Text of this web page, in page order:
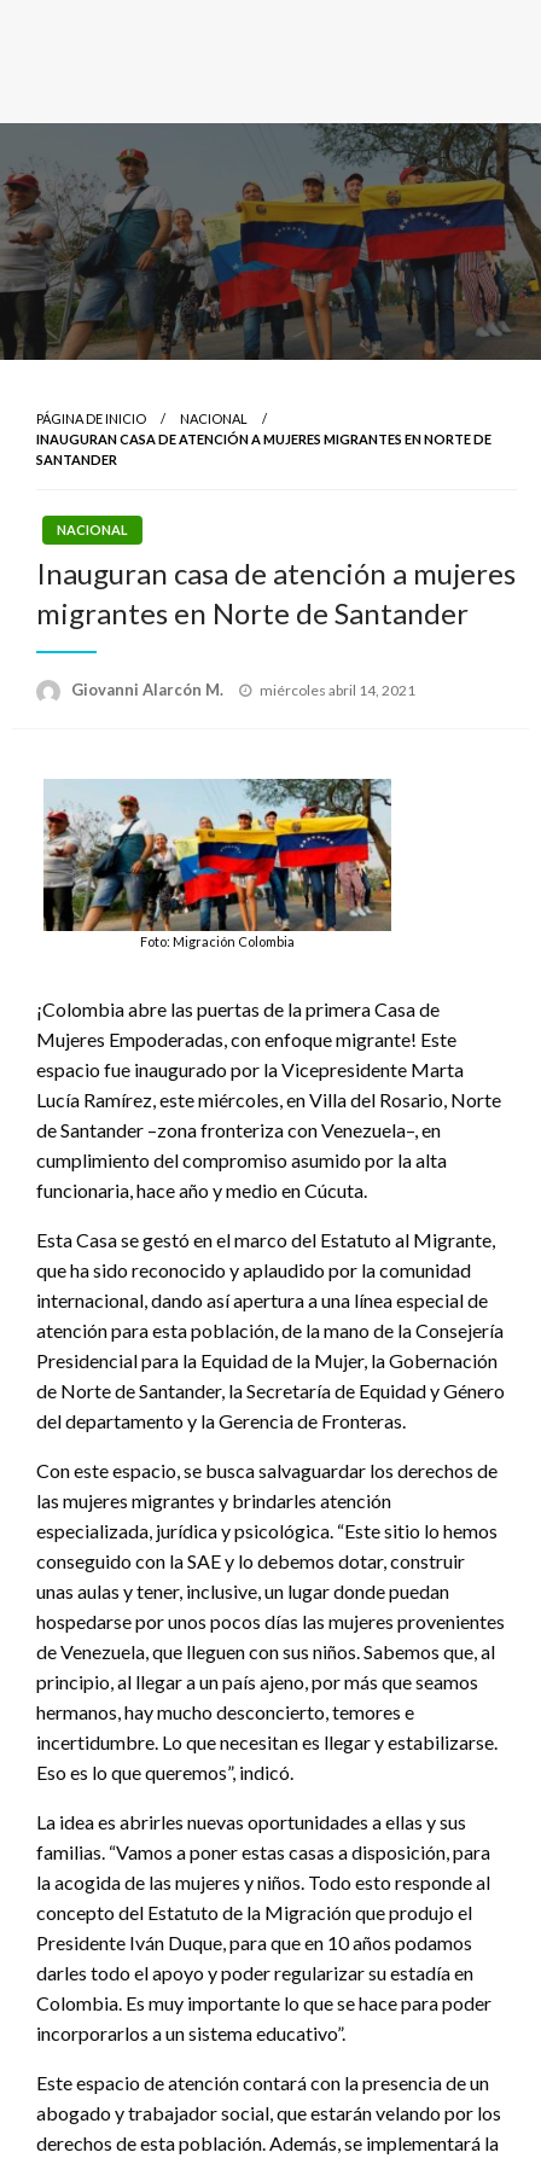
PÁGINA DE INICIO
NACIONAL
INAUGURAN CASA DE ATENCIÓN A MUJERES MIGRANTES EN NORTE DE
SANTANDER
NACIONAL
Inauguran casa de atención a mujeres
migrantes en Norte de Santander
Giovanni Alarcón M.
Publicado
miércoles abril 14, 2021
Foto: Migración Colombia
¡Colombia abre las puertas de la primera Casa de
Mujeres Empoderadas, con enfoque migrante! Este
espacio fue inaugurado por la Vicepresidente Marta
Lucía Ramírez, este miércoles, en Villa del Rosario, Norte
de Santander –zona fronteriza con Venezuela–, en
cumplimiento del compromiso asumido por la alta
funcionaria, hace año y medio en Cúcuta.
Esta Casa se gestó en el marco del Estatuto al Migrante,
que ha sido reconocido y aplaudido por la comunidad
internacional, dando así apertura a una línea especial de
atención para esta población, de la mano de la Consejería
Presidencial para la Equidad de la Mujer, la Gobernación
de Norte de Santander, la Secretaría de Equidad y Género
del departamento y la Gerencia de Fronteras.
Con este espacio, se busca salvaguardar los derechos de
las mujeres migrantes y brindarles atención
especializada, jurídica y psicológica. “Este sitio lo hemos
conseguido con la SAE y lo debemos dotar, construir
unas aulas y tener, inclusive, un lugar donde puedan
hospedarse por unos pocos días las mujeres provenientes
de Venezuela, que lleguen con sus niños. Sabemos que, al
principio, al llegar a un país ajeno, por más que seamos
hermanos, hay mucho desconcierto, temores e
incertidumbre. Lo que necesitan es llegar y estabilizarse.
Eso es lo que queremos”, indicó.
La idea es abrirles nuevas oportunidades a ellas y sus
familias. “Vamos a poner estas casas a disposición, para
la acogida de las mujeres y niños. Todo esto responde al
concepto del Estatuto de la Migración que produjo el
Presidente Iván Duque, para que en 10 años podamos
darles todo el apoyo y poder regularizar su estadía en
Colombia. Es muy importante lo que se hace para poder
incorporarlos a un sistema educativo”.
Este espacio de atención contará con la presencia de un
abogado y trabajador social, que estarán velando por los
derechos de esta población. Además, se implementará la